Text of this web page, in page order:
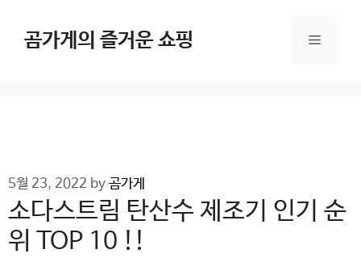
content곰가게의 즐거운 쇼핑 Menu
5월 23, 2022 by 곰가게
소다스트림 탄산수 제조기 인기 순
위 TOP 10 !!